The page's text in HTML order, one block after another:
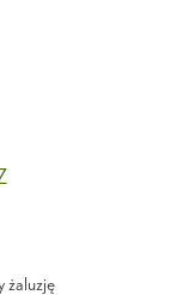
żaluzję